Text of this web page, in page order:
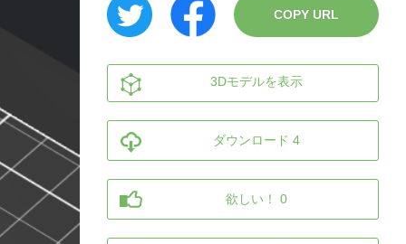
COPY URL
3Dモデルを表示
ダウンロード 4
欲しい！ 0